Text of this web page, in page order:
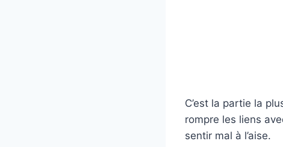
C’est la partie la
rompre les liens
sentir mal à l’aise.